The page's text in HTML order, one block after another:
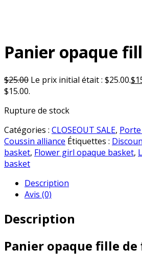
Panier opaque
$25.00 Le prix initial était : $25.00.$
$15.00.
Rupture de stock
Catégories : CLOSEOUT SALE,
Coussin alliance Étiquettes :
basket, Flower girl opaque basket,
basket
Description
Avis (0)
Description
Panier opaque fille